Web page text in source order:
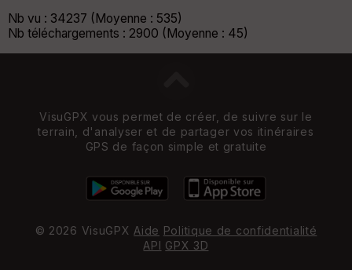
Nb vu : 34237 (Moyenne : 535)
Nb téléchargements : 2900 (Moyenne : 45)
VisuGPX vous permet de créer, de suivre sur le
terrain, d'analyser et de partager vos itinéraires
GPS de façon simple et gratuite
© 2026 VisuGPX Aide Politique de confidentialité
API GPX 3D